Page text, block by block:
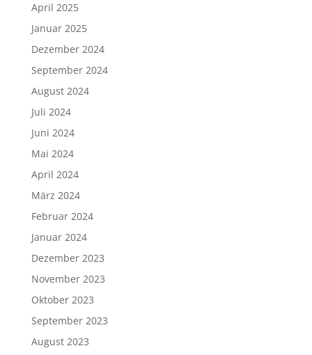
April 2025
Januar 2025
Dezember 2024
September 2024
August 2024
Juli 2024
Juni 2024
Mai 2024
April 2024
März 2024
Februar 2024
Januar 2024
Dezember 2023
November 2023
Oktober 2023
September 2023
August 2023